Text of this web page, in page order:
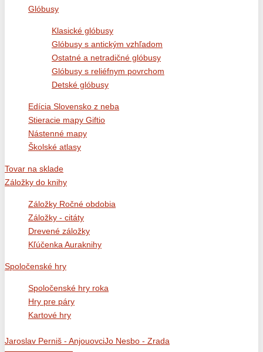
Glóbusy
Klasické glóbusy
Glóbusy s antickým vzhľadom
Ostatné a netradičné glóbusy
Glóbusy s reliéfnym povrchom
Detské glóbusy
Edícia Slovensko z neba
Stieracie mapy Giftio
Nástenné mapy
Školské atlasy
Tovar na sklade
Záložky do knihy
Záložky Ročné obdobia
Záložky - citáty
Drevené záložky
Kľúčenka Auraknihy
Spoločenské hry
Spoločenské hry roka
Hry pre páry
Kartové hry
Jaroslav Perniš - AnjouovciJo Nesbo - Zrada